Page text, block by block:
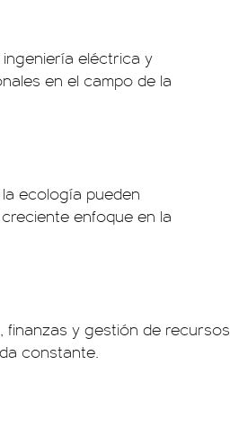
eléctrica y
en el campo de la
ecología pueden
enfoque en la
finanzas y gestión de recursos
constante.